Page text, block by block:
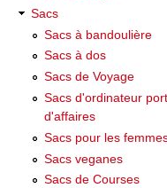
Sacs
Sacs à bandoulière
Sacs à dos
Sacs de Voyage
Sacs d'ordinateur
d'affaires
Sacs pour les
Sacs veganes
Sacs de Courses